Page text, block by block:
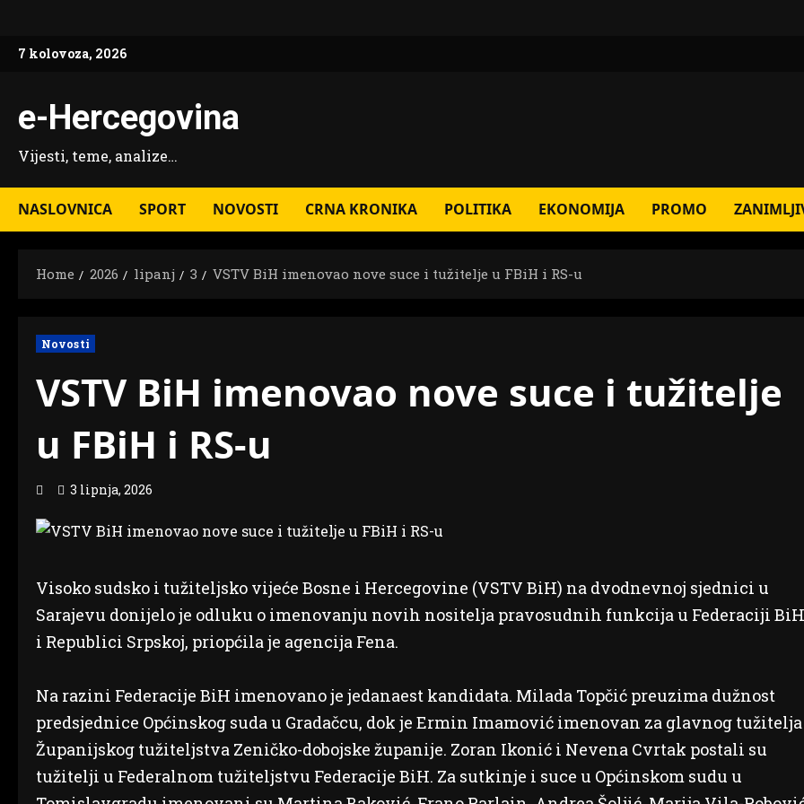
content
7 kolovoza, 2026
e-Hercegovina
Vijesti, teme, analize…
NASLOVNICA SPORT NOVOSTI CRNA KRONIKA POLITIKA EKONOMIJA PROMO
Home 2026 lipanj 3 VSTV BiH imenovao nove suce i tužitelje u FBiH i RS-u
Novosti
VSTV BiH imenovao nove suce i tužitelje
u FBiH i RS-u
3 lipnja, 2026
Visoko sudsko i tužiteljsko vijeće Bosne i Hercegovine (VSTV BiH) na dvodnevnoj sjednici u
Sarajevu donijelo je odluku o imenovanju novih nositelja pravosudnih funkcija u Federaciji BiH
i Republici Srpskoj, priopćila je agencija Fena.
Na razini Federacije BiH imenovano je jedanaest kandidata. Milada Topčić preuzima dužnost
predsjednice Općinskog suda u Gradačcu, dok je Ermin Imamović imenovan za glavnog tužitelja
Županijskog tužiteljstva Zeničko-dobojske županije. Zoran Ikonić i Nevena Cvrtak postali su
tužitelji u Federalnom tužiteljstvu Federacije BiH. Za sutkinje i suce u Općinskom sudu u